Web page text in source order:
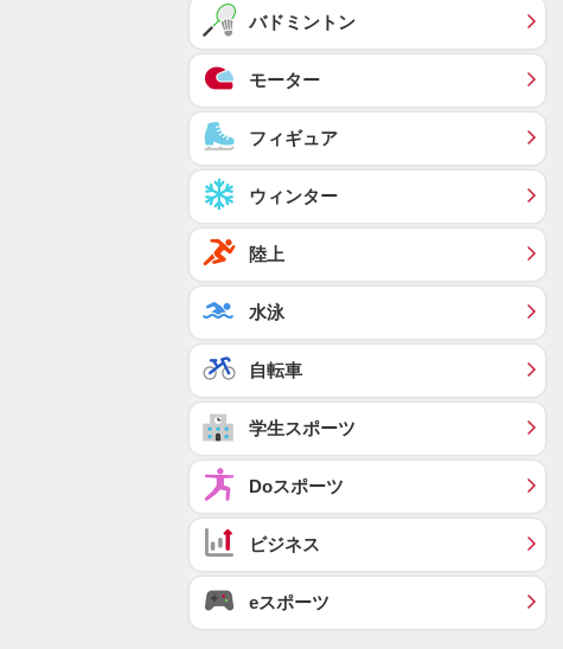
バドミントン
モーター
フィギュア
ウィンター
陸上
水泳
自転車
学生スポーツ
Doスポーツ
ビジネス
eスポーツ